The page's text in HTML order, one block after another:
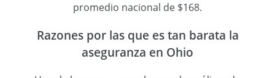
promedio nacional de $168.
Razones por las que es tan barata la
aseguranza en Ohio